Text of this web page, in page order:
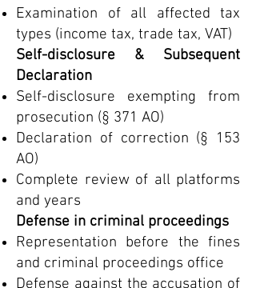
Examination of all affected tax
types (income tax, trade tax, VAT)
Self-disclosure & Subsequent
Declaration
Self-disclosure exempting from
prosecution (§ 371 AO)
Declaration of correction (§ 153
AO)
Complete review of all platforms
and years
Defense in criminal proceedings
Representation before the fines
and criminal proceedings office